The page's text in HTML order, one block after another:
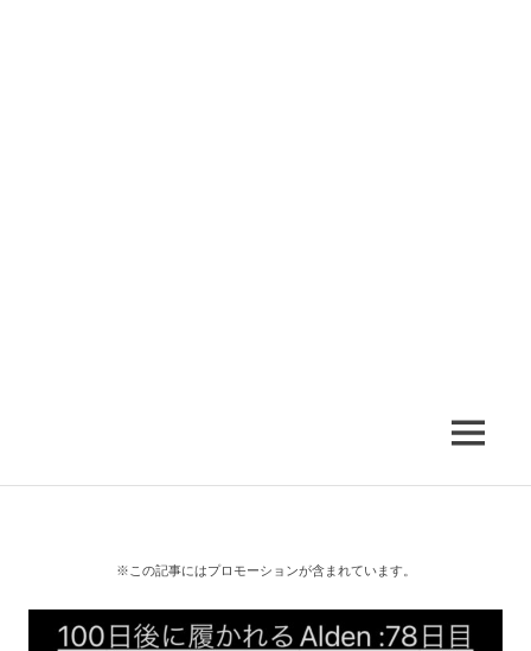
MENU
※この記事にはプロモーションが含まれています。